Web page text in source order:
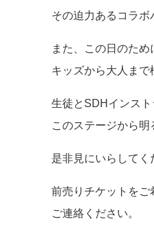
その迫力あるコラボ
また、この日のた
キッズから大人ま
生徒とSDHインス
このステージから明
是非見にいらしてく
前売りチケットを
ご連絡ください。